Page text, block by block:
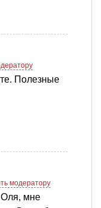
Полезные
модератору
Оля, мне